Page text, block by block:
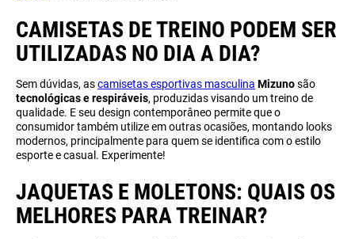
CAMISETAS DE TREINO PODEM SER
UTILIZADAS NO DIA A DIA?
Sem dúvidas, ascamisetas esportivas masculina Mizunosão
tecnológicas e respiráveis, produzidas visando um treino de
qualidade. E seu design contemporâneo permite que o
consumidor também utilize em outras ocasiões, montando looks
modernos, principalmente para quem se identifica com o estilo
esporte e casual. Experimente!
JAQUETAS E MOLETONS: QUAIS OS
MELHORES PARA TREINAR?